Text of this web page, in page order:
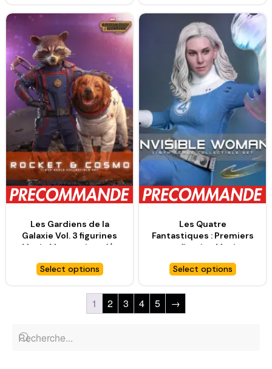
Les Gardiens de la
Galaxie Vol. 3 figurines
Movie Masterpiece 1/6
TOYS
Select options
Les Quatre
Fantastiques : Premiers
pas figurine Movie
Invisible Woman – HOT
Select options
1 2 3 4 5 →